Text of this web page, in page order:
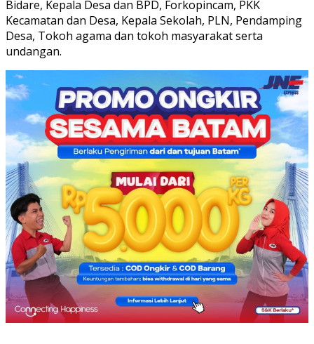
Bidare, Kepala Desa dan BPD, Forkopincam, PKK
Kecamatan dan Desa, Kepala Sekolah, PLN, Pendamping
Desa, Tokoh agama dan tokoh masyarakat serta
undangan.